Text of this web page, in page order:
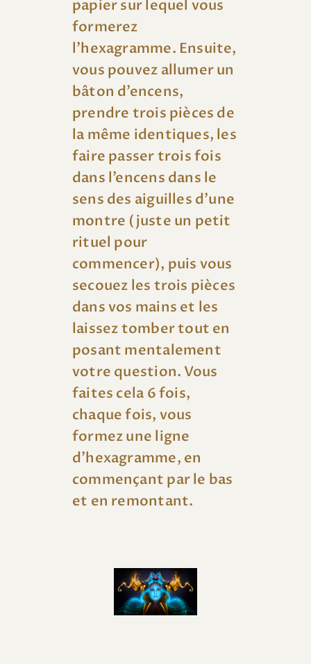
papier sur lequel vous
formerez
l’hexagramme. Ensuite,
vous pouvez allumer un
bâton d’encens,
prendre trois pièces de
la même identiques, les
faire passer trois fois
dans l’encens dans le
sens des aiguilles d’une
montre (juste un petit
rituel pour
commencer), puis vous
secouez les trois pièces
dans vos mains et les
laissez tomber tout en
posant mentalement
votre question. Vous
faites cela 6 fois,
chaque fois, vous
formez une ligne
d’hexagramme, en
commençant par le bas
et en remontant.